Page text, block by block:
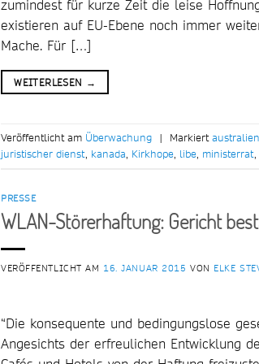
zumindest für kurze Zeit die leise
existieren auf EU-Ebene noch immer
Mache. Für […]
WEITERLESEN →
Veröffentlicht am Überwachung | Markiertaustralien
juristischer dienst, kanada, Kirkhope, libe, ministerrat,
PRESSE
WLAN-Störerhaftung: Gericht
VERÖFFENTLICHT AM 16. JANUAR 2015 VON ELKE
“Die konsequente und bedingungslose
Angesichts der erfreulichen Entwicklung